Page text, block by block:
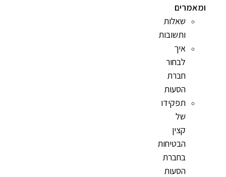
ומאמרים
שאלות
ותשובות
איך
לבחור
חברת
הסעות
תפקידו
של
קצין
הבטיחות
בחברת
הסעות